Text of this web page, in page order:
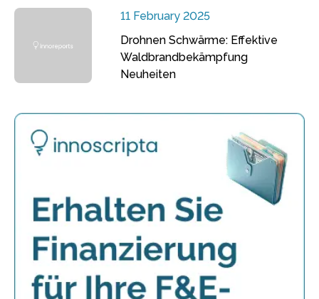
11 February 2025
Drohnen Schwärme: Effektive
Waldbrandbekämpfung
Neuheiten